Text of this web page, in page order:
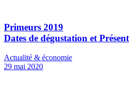
Primeurs 2019
Dates de dégustation et
Actualité & économie
29 mai 2020